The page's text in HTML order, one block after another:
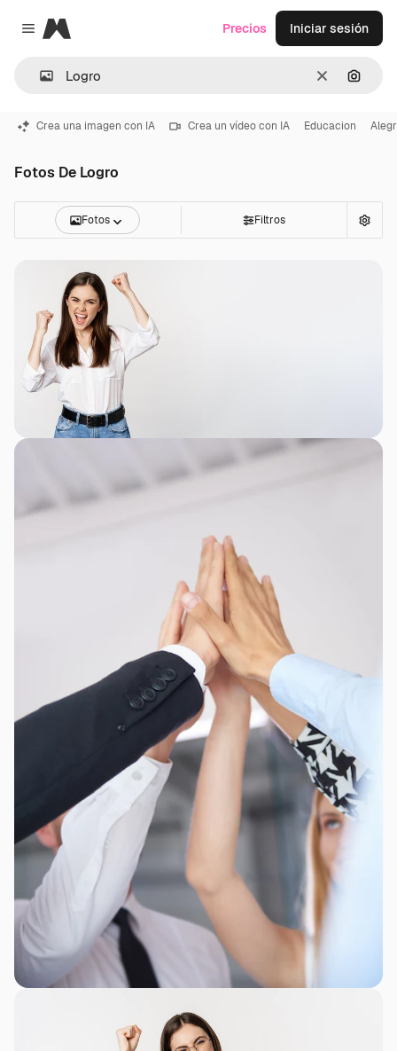
Close menu
Magnific
Borrar
Precios Iniciar sesión
Crea una imagen con IA Crea un vídeo con IA Educacion
Fotos De Logro
Fotos Filtros